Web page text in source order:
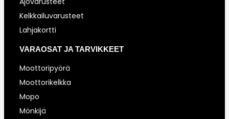
Kelkkailuvarusteet
Lahjakortti
VARAOSAT JA TARVIKKEET
Moottoripyörä
Moottorikelkka
Mopo
Mönkijä